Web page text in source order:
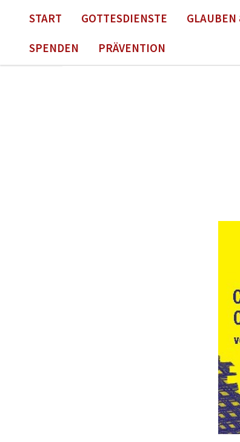
START GOTTESDIENSTE
SPENDEN PRÄVENTION